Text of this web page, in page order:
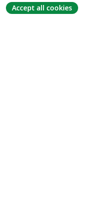
Accept all cookies